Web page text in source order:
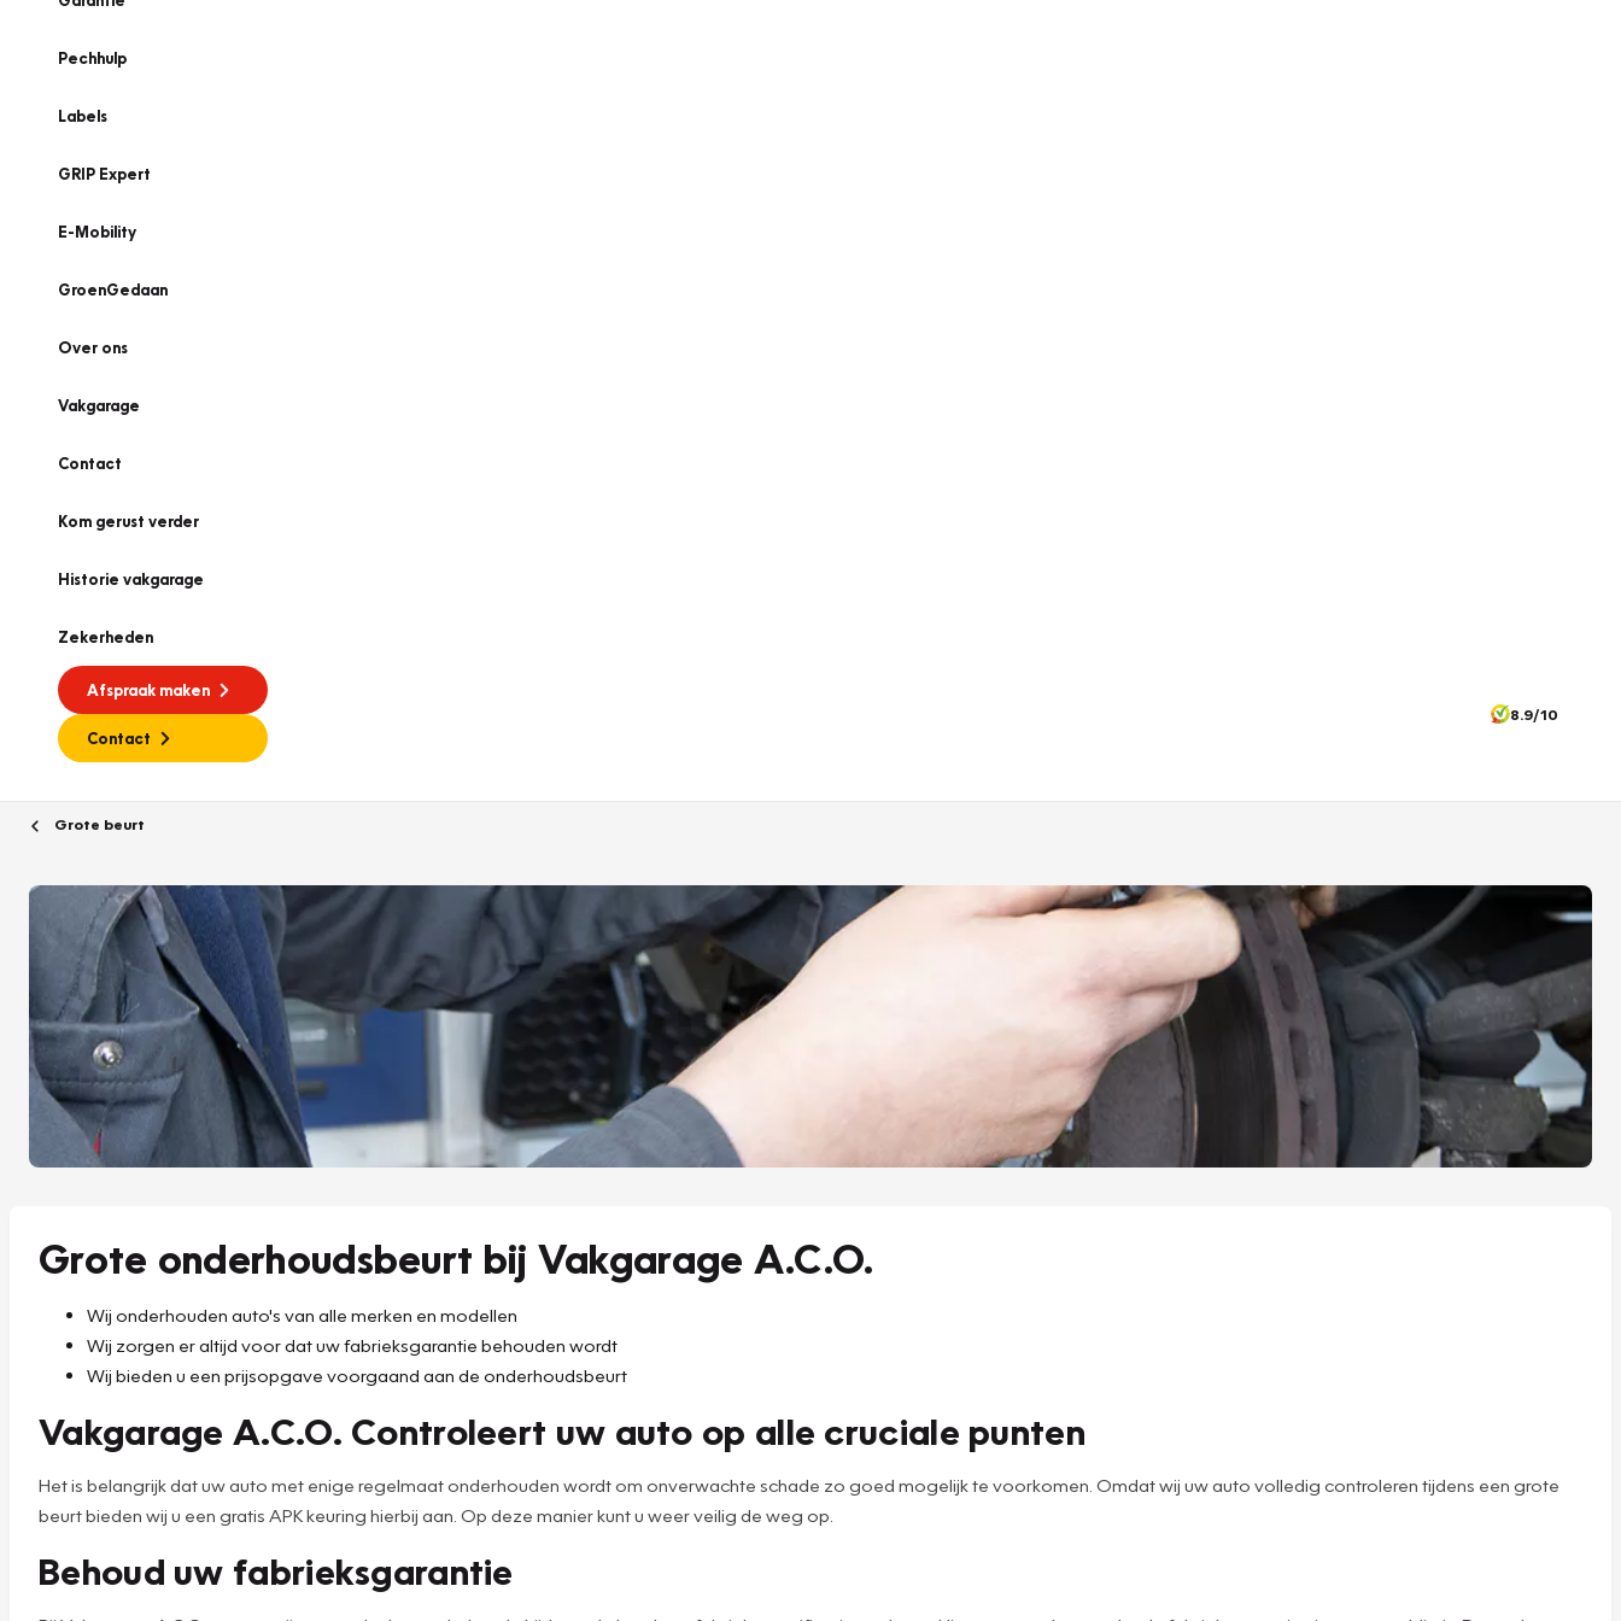
Pechhulp
Labels
GRIP Expert
E-Mobility
GroenGedaan
Over ons
Vakgarage
Contact
Kom gerust verder
Historie vakgarage
Zekerheden
Afspraak maken
Contact
8.9/10
Grote beurt
Grote onderhoudsbeurt bij Vakgarage A.C.O.
Wij onderhouden auto's van alle merken en modellen
Wij zorgen er altijd voor dat uw fabrieksgarantie behouden wordt
Wij bieden u een prijsopgave voorgaand aan de onderhoudsbeurt
Vakgarage A.C.O. Controleert uw auto op alle cruciale punten
Het is belangrijk dat uw auto met enige regelmaat onderhouden wordt om onverwachte schade zo goed mogelijk te voorkomen. Omdat wij uw auto volledig controleren tijdens een grote
beurt bieden wij u een gratis APK keuring hierbij aan. Op deze manier kunt u weer veilig de weg op.
Behoud uw fabrieksgarantie